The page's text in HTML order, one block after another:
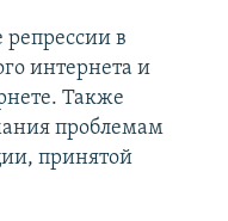
в
интернета и
Также
проблемам
принятой